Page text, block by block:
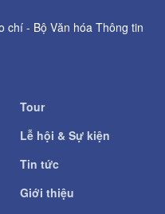
chí - Bộ Văn hóa Thông tin
Tour
Lễ hội & Sự kiện
Tin tức
Giới thiệu